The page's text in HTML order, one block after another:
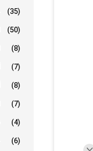
(35)
(50)
(8)
(7)
(8)
(7)
(4)
(6)